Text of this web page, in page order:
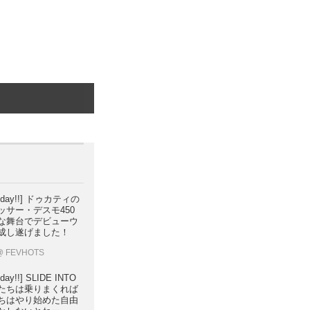
ドゥカティの
サー・デスモ450
舞台でデビューウ
し遂げました！
FEVHOTS
SLIDE INTO
ちは乗りまくれば
はやり始めた自由